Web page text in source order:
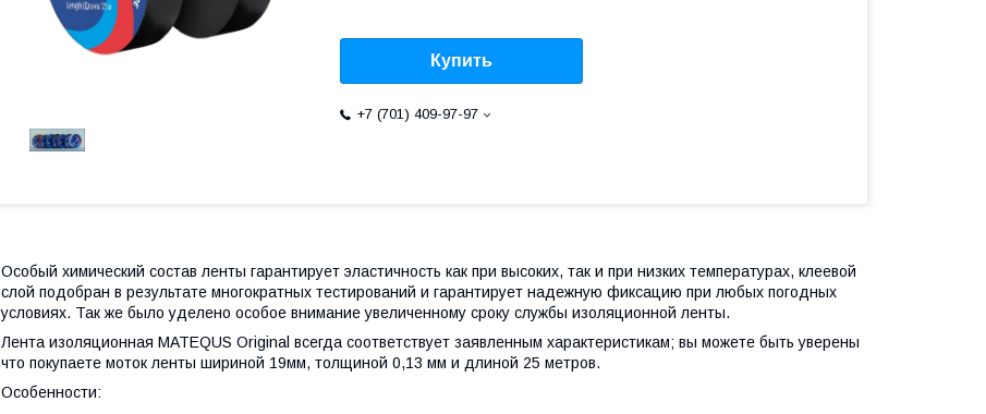
Купить
+7 (701) 409-97-97
Особый химический состав ленты гарантирует эластичность как при высоких, так и при низких температурах, клеевой
слой подобран в результате многократных тестирований и гарантирует надежную фиксацию при любых погодных
условиях. Так же было уделено особое внимание увеличенному сроку службы изоляционной ленты.
Лента изоляционная MATEQUS Original всегда соответствует заявленным характеристикам; вы можете быть уверены
что покупаете моток ленты шириной 19мм, толщиной 0,13 мм и длиной 25 метров.
Особенности: